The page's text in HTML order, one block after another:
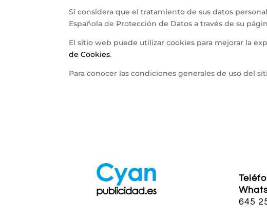
Si considera que el tratamiento de sus datos
Española de Protección de Datos a través de su
El sitio web puede utilizar cookies para mejorar la
de Cookies.
Para conocer las condiciones generales de uso del
645